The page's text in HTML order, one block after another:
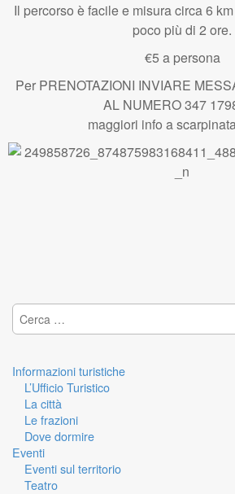
Il percorso è facile e misura circa 6
poco più di 2 ore.
€5 a persona
Per PRENOTAZIONI INVIARE
AL NUMERO 347
maggiori info a
Ricerca per:
Informazioni turistiche
L’Ufficio Turistico
La città
Le frazioni
Dove dormire
Eventi
Eventi sul territorio
Teatro